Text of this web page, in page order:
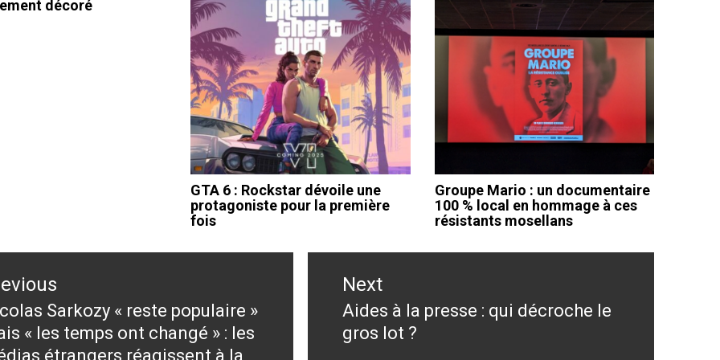
décoré
GTA 6 : Rockstar dévoile une
protagoniste pour la première
fois
Groupe Mario : un documentaire
100 % local en hommage à ces
résistants mosellans
Sarkozy « reste populaire »
« les temps ont changé » : les
étrangers réagissent à la
Next
Next
post:
Aides à la presse : qui décroche le
gros lot ?